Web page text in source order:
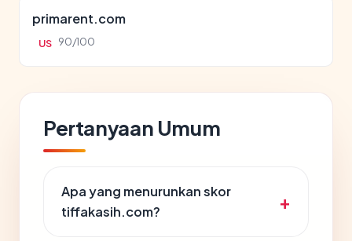
primarent.com
US 90/100
Pertanyaan Umum
Apa yang menurunkan skor
tiffakasih.com?